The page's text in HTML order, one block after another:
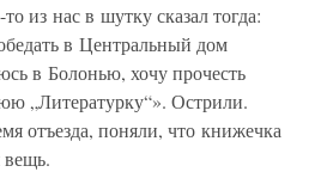
из нас в шутку сказал тогда:
в Центральный дом
в Болонью, хочу прочесть
„Литературку“». Острили.
отъезда, поняли, что книжечка
вещь.